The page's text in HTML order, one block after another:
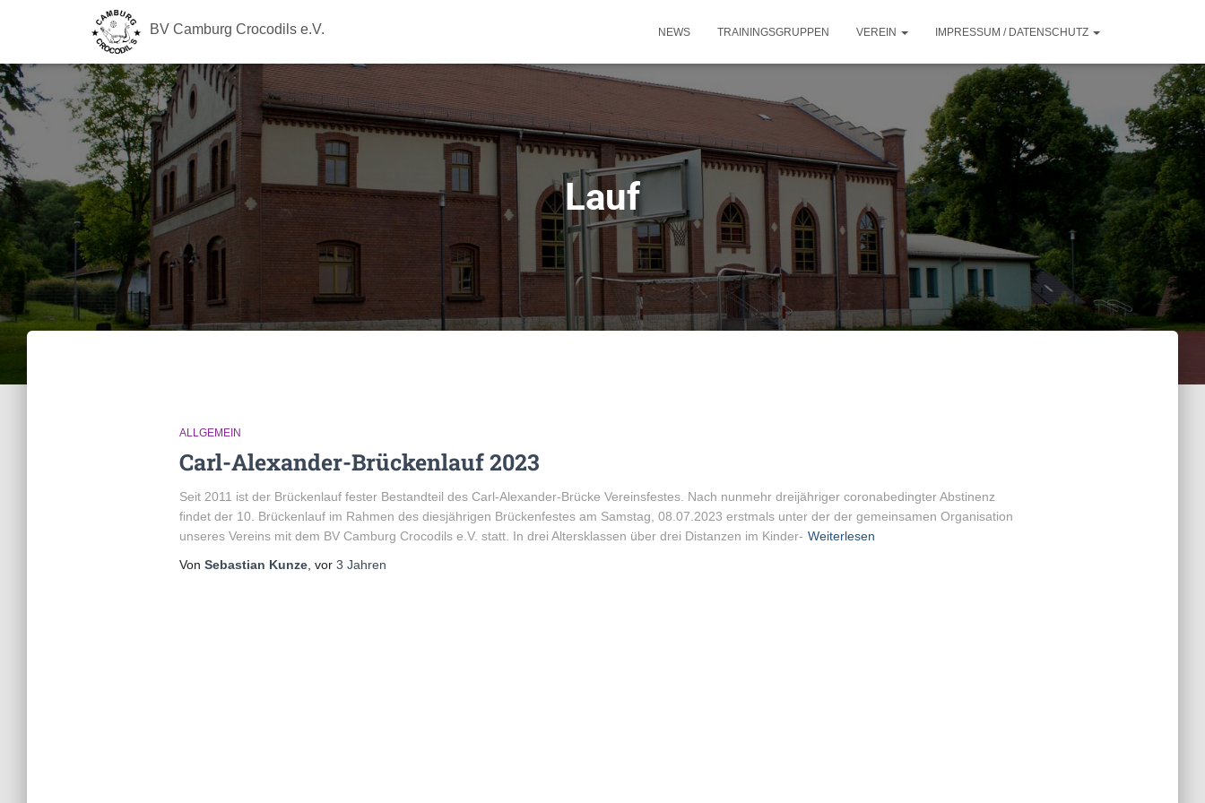
BV Camburg Crocodils e.V. NEWS TRAININGSGRUPPEN VEREIN IMPRESSUM / DATENSCHUTZ
Lauf
ALLGEMEIN
Carl-Alexander-Brückenlauf 2023
Seit 2011 ist der Brückenlauf fester Bestandteil des Carl-Alexander-Brücke Vereinsfestes. Nach nunmehr dreijähriger coronabedingter Abstinenz
findet der 10. Brückenlauf im Rahmen des diesjährigen Brückenfestes am Samstag, 08.07.2023 erstmals unter der der gemeinsamen Organisation
unseres Vereins mit dem BV Camburg Crocodils e.V. statt. In drei Altersklassen über drei Distanzen im Kinder- Weiterlesen
Von Sebastian Kunze, vor 3 Jahren